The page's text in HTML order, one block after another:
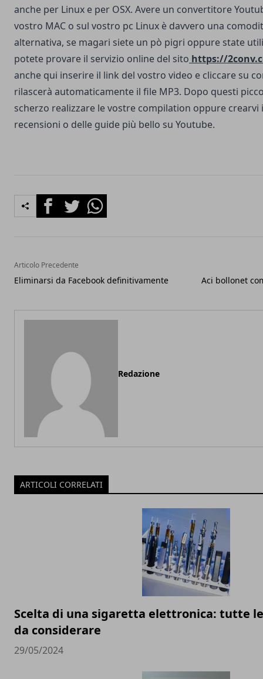
anche per Linux e per OSX. Avere un convertitore
vostro MAC o sul vostro pc Linux è davvero una
alternativa, se magari siete un pò pigri oppure state
potete provare il servizio online del sito https://
anche qui inserire il link del vostro video e cliccare su
rilascerà automaticamente il file MP3. Dopo questi
scherzo realizzare le vostre compilation oppure crearvi
recensioni o delle guide più bello su Youtube.
FacebookTwitterWhatsapp
Articolo Precedente
Eliminarsi da Facebook definitivamente Aci bollonet
Redazione
ARTICOLI CORRELATI
Scelta di una sigaretta elettronica: tutte
da considerare
29/05/2024